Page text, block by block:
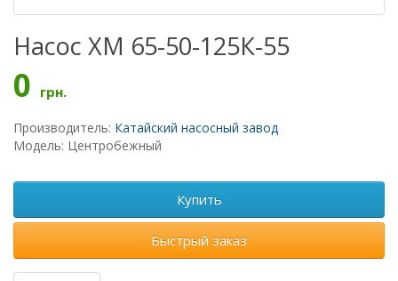
Насос ХМ 65-50-125К-55
0 грн.
Производитель: Катайский насосный завод
Модель: Центробежный
Купить
Быстрый заказ